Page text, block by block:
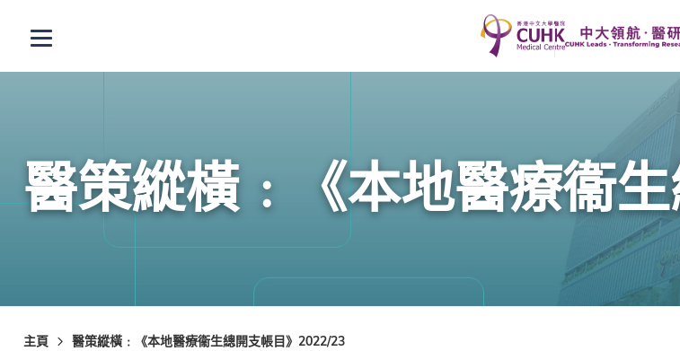
打開選單
醫策縱橫﹕《本地醫療衞
主頁 醫策縱橫﹕《本地醫療衞生總開支帳目》2022/23